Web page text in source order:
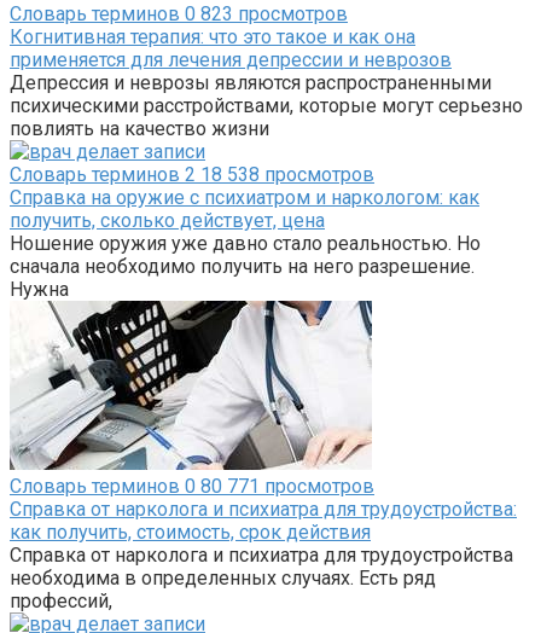
Словарь терминов 0 823 просмотров
Когнитивная терапия: что это такое и как она
применяется для лечения депрессии и неврозов
Депрессия и неврозы являются распространенными
психическими расстройствами, которые могут серьезно
повлиять на качество жизни
Словарь терминов 2 18 538 просмотров
Справка на оружие с психиатром и наркологом: как
получить, сколько действует, цена
Ношение оружия уже давно стало реальностью. Но
сначала необходимо получить на него разрешение.
Нужна
Словарь терминов 0 80 771 просмотров
Справка от нарколога и психиатра для трудоустройства:
как получить, стоимость, срок действия
Справка от нарколога и психиатра для трудоустройства
необходима в определенных случаях. Есть ряд
профессий,